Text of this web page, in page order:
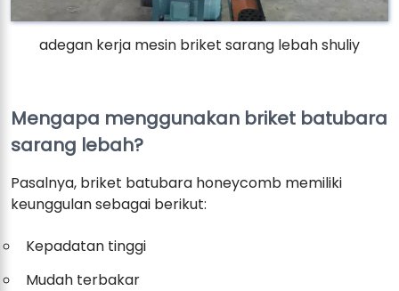
adegan kerja mesin briket sarang lebah shuliy
Mengapa menggunakan briket batubara
sarang lebah?
Pasalnya, briket batubara honeycomb memiliki
keunggulan sebagai berikut:
Kepadatan tinggi
Mudah terbakar